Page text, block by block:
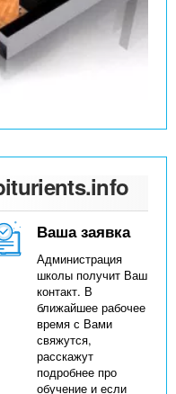
Ваша заявка
Администрация
школы получит Ваш
контакт. В
ближайшее рабочее
время с Вами
свяжутся,
расскажут
подробнее про
обучение и если